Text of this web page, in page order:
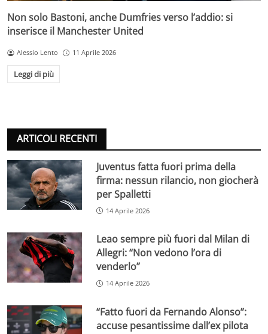
Non solo Bastoni, anche Dumfries verso l’addio: si
inserisce il Manchester United
Alessio Lento 11 Aprile 2026
Leggi di più
ARTICOLI RECENTI
Juventus fatta fuori prima della
firma: nessun rilancio, non giocherà
per Spalletti
14 Aprile 2026
Leao sempre più fuori dal Milan di
Allegri: “Non vedono l’ora di
venderlo”
14 Aprile 2026
“Fatto fuori da Fernando Alonso”:
accuse pesantissime dall’ex pilota